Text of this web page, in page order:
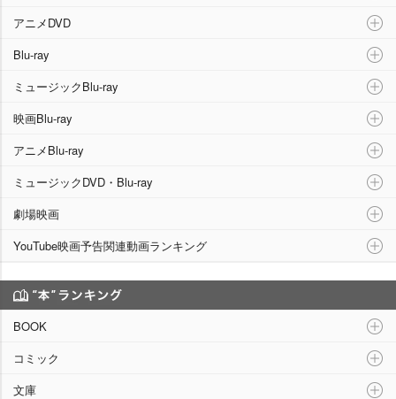
アニメDVD
Blu-ray
ミュージックBlu-ray
映画Blu-ray
アニメBlu-ray
ミュージックDVD・Blu-ray
劇場映画
YouTube映画予告関連動画ランキング
BOOK
コミック
文庫